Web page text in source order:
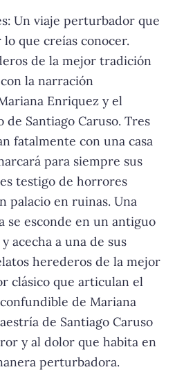
Un viaje perturbador que
que creías conocer.
de la mejor tradición
la narración
Enriquez y el
Santiago Caruso. Tres
fatalmente con una casa
para siempre sus
testigo de horrores
palacio en ruinas. Una
se esconde en un antiguo
acecha a una de sus
herederos de la mejor
clásico que articulan el
de Mariana
de Santiago Caruso
y al dolor que habita en
perturbadora.